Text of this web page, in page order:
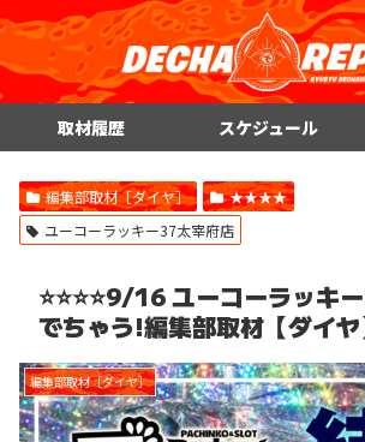
取材履歴 スケジュール
編集部取材［ダイヤ］
★★★★
ユーコーラッキー37太宰府店
⭐️⭐️⭐️⭐️9/16 ユーコーラッキ
でちゃう!編集部取材【ダイ
編集部取材［ダイヤ］